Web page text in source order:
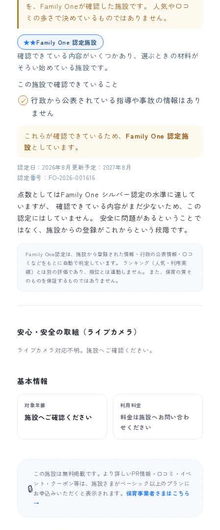
を、Family Oneが確認した施設です。 人気や口コ
ミの多さで決めているものではありません。
★★Family One 認定施設
確認できている内容がいくつかあり、選ぶときの材料が
そろい始めている施設です。
この施設で確認できていること
行政から公表されている指導や事故の情報はあり
ません
これらが確認できているため、 Family One 認定施
設 としています。
認定日：2026年8月 更新予定：2027年8月
認定番号：FO-2026-001616
点数としてはFamily One シルバー認定の水準に達して
いますが、 確認できている内容がまだ少ないため、この
認定にはしていません。 安全に問題があるということで
はなく、施設からの登録がこれからという段階です。
Family One認定は、施設から登録された情報・行政の公表情報・口コ
ミなどをもとに自動で判定しています。 ランキング（人気・利用実
績）とは別の評価であり、順位とは連動しません。 また、保育の質そ
のものを保証するものではありません。
安心・安全の取組（ライブカメラ）
ライブカメラ対応不明。施設へご確認ください。
基本情報
対象年齢
施設へご確認ください
利用料金
料金は施設へお問い合わ
せください
🔒
この施設は無料掲載です。より詳しいPR情報・口コミ・イベ
ント・クーポン等は、施設さまがベーシック以上のプランに
お申込みいただくと表示されます。 保育事業者さまはこちら
→